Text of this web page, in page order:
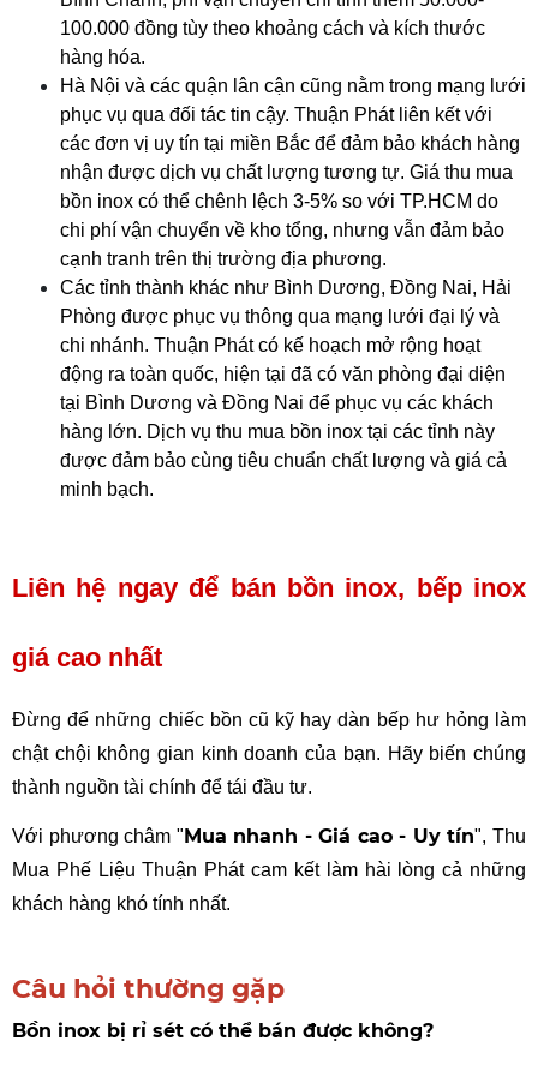
100.000 đồng tùy theo khoảng cách và kích thước
hàng hóa.
Hà Nội và các quận lân cận cũng nằm trong mạng lưới
phục vụ qua đối tác tin cậy. Thuận Phát liên kết với
các đơn vị uy tín tại miền Bắc để đảm bảo khách hàng
nhận được dịch vụ chất lượng tương tự. Giá thu mua
bồn inox có thể chênh lệch 3-5% so với TP.HCM do
chi phí vận chuyển về kho tổng, nhưng vẫn đảm bảo
cạnh tranh trên thị trường địa phương.
Các tỉnh thành khác như Bình Dương, Đồng Nai, Hải
Phòng được phục vụ thông qua mạng lưới đại lý và
chi nhánh. Thuận Phát có kế hoạch mở rộng hoạt
động ra toàn quốc, hiện tại đã có văn phòng đại diện
tại Bình Dương và Đồng Nai để phục vụ các khách
hàng lớn. Dịch vụ thu mua bồn inox tại các tỉnh này
được đảm bảo cùng tiêu chuẩn chất lượng và giá cả
minh bạch.
Liên hệ ngay để bán bồn inox, bếp inox
giá cao nhất
Đừng để những chiếc bồn cũ kỹ hay dàn bếp hư hỏng làm
chật chội không gian kinh doanh của bạn. Hãy biến chúng
thành nguồn tài chính để tái đầu tư.
Với phương châm "Mua nhanh - Giá cao - Uy tín", Thu
Mua Phế Liệu Thuận Phát cam kết làm hài lòng cả những
khách hàng khó tính nhất.
Câu hỏi thường gặp
Bồn inox bị rỉ sét có thể bán được không?